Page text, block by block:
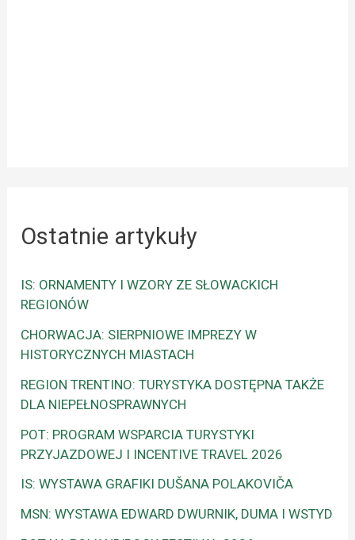
Ostatnie artykuły
IS: ORNAMENTY I WZORY ZE SŁOWACKICH
REGIONÓW
CHORWACJA: SIERPNIOWE IMPREZY W
HISTORYCZNYCH MIASTACH
REGION TRENTINO: TURYSTYKA DOSTĘPNA TAKŻE
DLA NIEPEŁNOSPRAWNYCH
POT: PROGRAM WSPARCIA TURYSTYKI
PRZYJAZDOWEJ I INCENTIVE TRAVEL 2026
IS: WYSTAWA GRAFIKI DUŠANA POLAKOVIČA
MSN: WYSTAWA EDWARD DWURNIK, DUMA I WSTYD